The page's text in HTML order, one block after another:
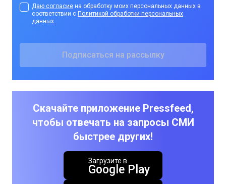
Даю согласие на обработку моих персональных данных в
соответствии с Политикой обработки персональных
данных
Скачайте приложение Pressfeed,
чтобы отвечать на запросы СМИ
быстрее других!
Загрузите в
Google Play